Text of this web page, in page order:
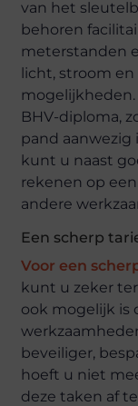
van het
behoren
meterstanden
licht, stroom
mogelijkheden.
BHV-diploma,
pand aanwezig
kunt u naast
rekenen op
andere
Een scherp
Voor een
kunt u zeker
ook mogelijk is
beveiliger,
hoeft u niet
deze taken af